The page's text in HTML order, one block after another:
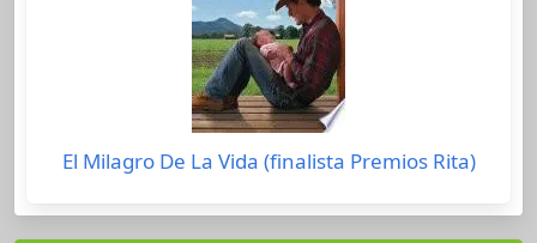
El Milagro De La Vida (finalista Premios Rita)